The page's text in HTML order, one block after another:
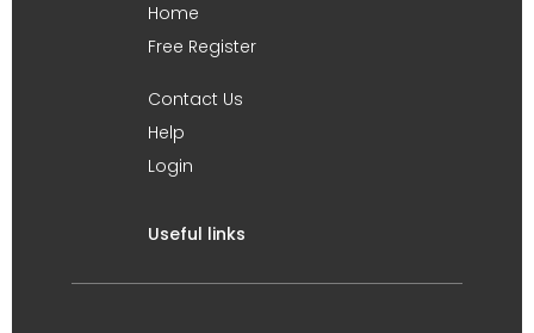
Home
Free Register
Contact Us
Help
Login
Useful links